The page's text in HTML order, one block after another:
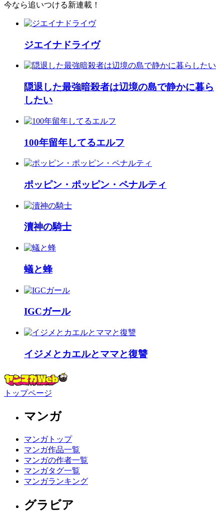
今なら追いつける新連載！
ジエイナドライヴ
隠退した最強暗殺者は辺境の島で静かに暮ら
したい
100年留年してるエルフ
ポッピン・ポッピン・ペナルティ
瀆神の騎士
蟻と蜂
IGCガール
イジメとカエルとママと復讐
トップページ
マンガ
マンガトップ
マンガ作品一覧
マンガの作者一覧
マンガタグ一覧
マンガランキング
グラビア